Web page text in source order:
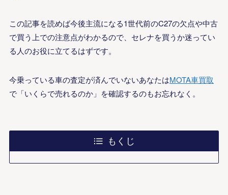
この記事を読めば今後主流になる1世代前のC27の欠点や中古
で買う上での注意点がわかるので、セレナを買うか迷ってい
る人のお役に立てるはずです。
今乗っている車の査定が済んでいないあなたはMOTA車買取
で「いくらで売れるのか」を確認するのもお忘れなく。
もくじ